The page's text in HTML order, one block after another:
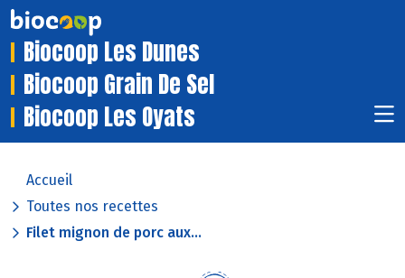
Biocoop Les Dunes
Biocoop Grain De Sel
Biocoop Les Oyats
Accueil
Toutes nos recettes
Filet mignon de porc aux...